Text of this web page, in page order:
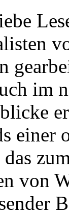
im
einer
von